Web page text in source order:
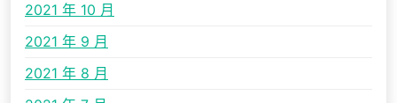
2021 年 10 月
2021 年 9 月
2021 年 8 月